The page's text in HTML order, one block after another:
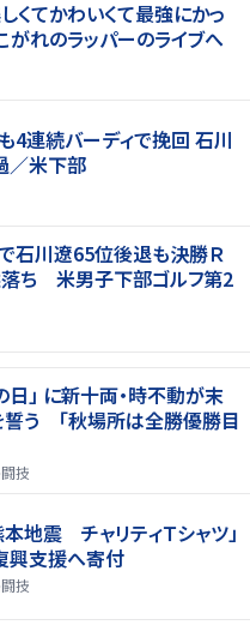
くてかわいくて最強にかっ
がれのラッパーのライブへ
4連続バーディで挽回 石川
／米下部
石川遼65位後退も決勝Ｒ
落ち 米男子下部ゴルフ第2
の日」 に新十両・時不動が末
う 「秋場所は全勝優勝目
技
本地震 チャリティＴシャツ」
支援へ寄付
技